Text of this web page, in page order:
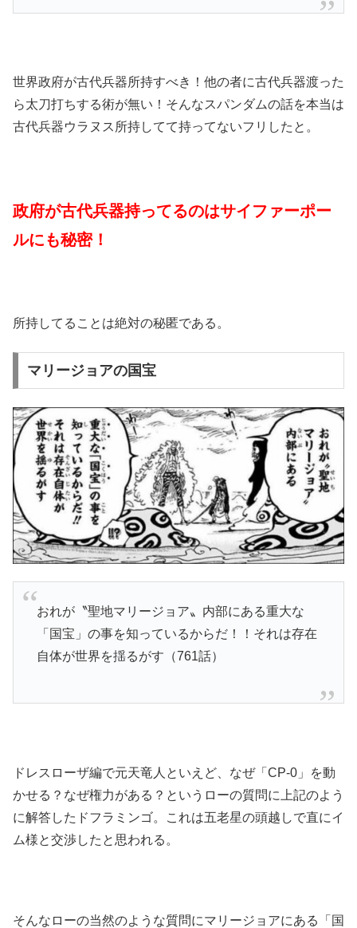
世界政府が古代兵器所持すべき！他の者に古代兵器渡った
ら太刀打ちする術が無い！そんなスパンダムの話を本当は
古代兵器ウラヌス所持してて持ってないフリしたと。
政府が古代兵器持ってるのはサイファーポー
ルにも秘密！
所持してることは絶対の秘匿である。
マリージョアの国宝
おれが〝聖地マリージョア〟内部にある重大な
「国宝」の事を知っているからだ！！それは存在
自体が世界を揺るがす（761話）
ドレスローザ編で元天竜人といえど、なぜ「CP-0」を動
かせる？なぜ権力がある？というローの質問に上記のよう
に解答したドフラミンゴ。これは五老星の頭越しで直にイ
ム様と交渉したと思われる。
そんなローの当然のような質問にマリージョアにある「国